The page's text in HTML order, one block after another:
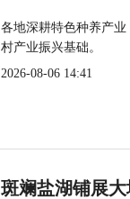
各地深耕特色种养产
村产业振兴基础。
2026-08-06 14:41
斑斓盐湖铺展